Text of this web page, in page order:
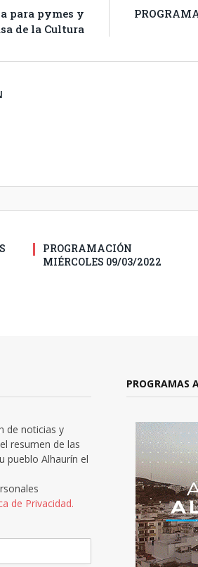
para pymes y
de la Cultura
PROGRAMACIÓN
MIÉRCOLES 09/03/2022
de noticias y
resumen de las
pueblo Alhaurín el
de Privacidad.
PROGRAMAS